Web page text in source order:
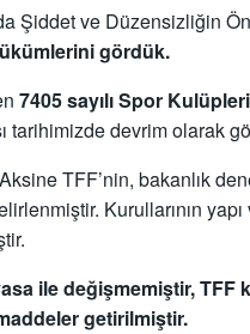
Şiddet ve Düzensizliğin
gördük.
7405 sayılı Spor
tarihimizde devrim olarak
TFF’nin, bakanlık
Kurullarının
ile değişmemiştir, TFF
getirilmiştir.